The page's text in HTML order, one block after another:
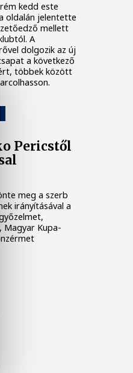
kedd este
oldalán jelentette
mellett
A
dolgozik az új
a következő
többek között
Pericstől
meg a szerb
irányításával a
Magyar Kupa-